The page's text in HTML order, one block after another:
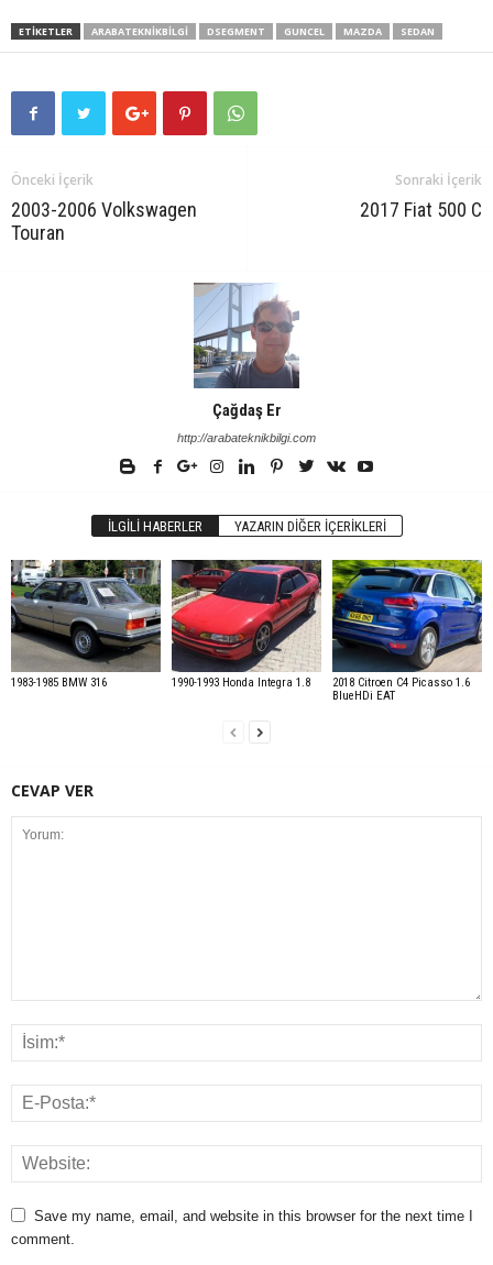
ETIKETLER ARABATEKNIKBILGI DSEGMENT GUNCEL MAZDA SEDAN
Önceki İçerik
2003-2006 Volkswagen
Touran
Sonraki İçerik
2017 Fiat 500 C
Çağdaş Er
http://arabateknikbilgi.com
İLGILI HABERLER YAZARIN DIĞER İÇERIKLERI
1983-1985 BMW 316 1990-1993 Honda Integra 1.8
2018 Citroen C4 Picasso 1.6
BlueHDi EAT
CEVAP VER
Save my name, email, and website in this browser for the next time I
comment.